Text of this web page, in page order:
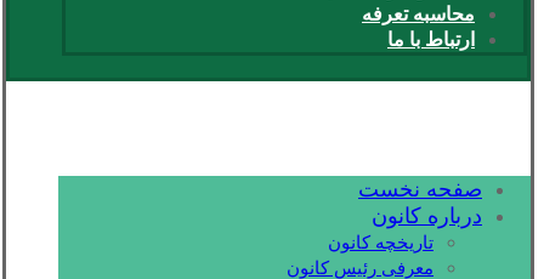
محاسبه تعرفه
ارتباط با ما
صفحه نخست
درباره کانون
تاریخچه کانون
معرفی رئیس کانون